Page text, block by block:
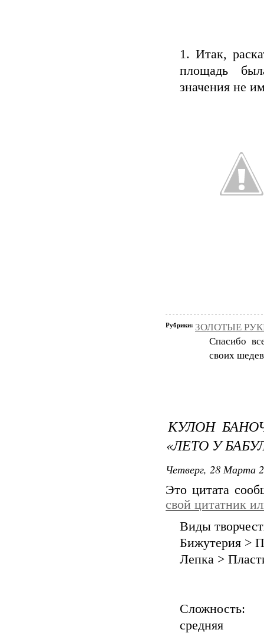
1. Итак,
площадь
значения не
Рубрики: ЗОЛОТЫЕ
Спасибо
своих
КУЛОН
«ЛЕТО У
Четверг, 28 Марта
Это цитата
свой цитатник
Виды
Бижутерия >
Лепка >
Сложность:
средняя